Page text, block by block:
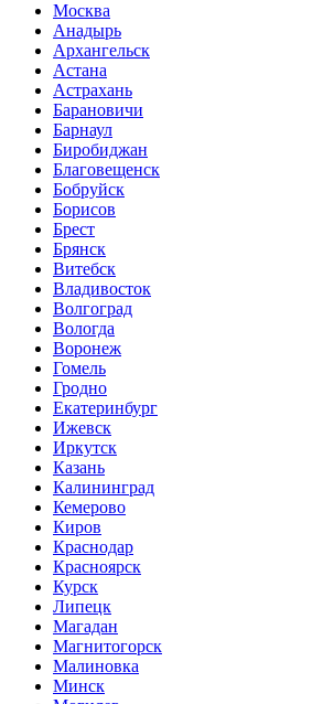
Москва
Анадырь
Архангельск
Астана
Астрахань
Барановичи
Барнаул
Биробиджан
Благовещенск
Бобруйск
Борисов
Брест
Брянск
Витебск
Владивосток
Волгоград
Вологда
Воронеж
Гомель
Гродно
Екатеринбург
Ижевск
Иркутск
Казань
Калининград
Кемерово
Киров
Краснодар
Красноярск
Курск
Липецк
Магадан
Магнитогорск
Малиновка
Минск